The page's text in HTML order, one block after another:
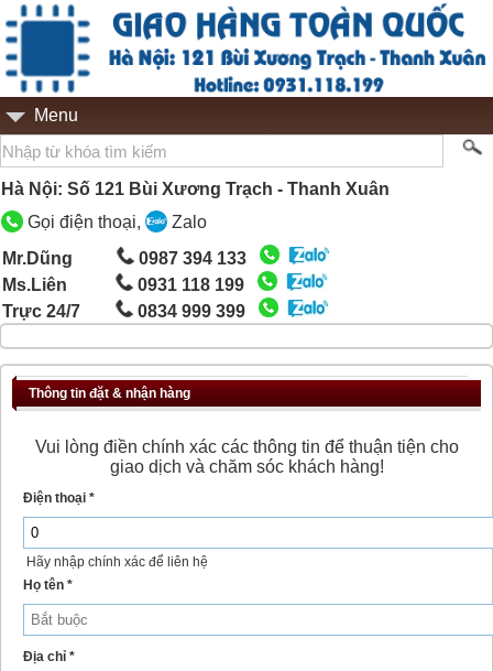
Menu
Hà Nội: Số 121 Bùi Xương Trạch - Thanh Xuân
Gọi điện thoại,
Zalo
Mr.Dũng
0987 394 133
Ms.Liên
0931 118 199
Trực 24/7
0834 999 399
Thông tin đặt & nhận hàng
Vui lòng điền chính xác các thông tin để thuận tiện cho
giao dịch và chăm sóc khách hàng!
Điện thoại *
Hãy nhập chính xác để liên hệ
Họ tên *
Địa chỉ *